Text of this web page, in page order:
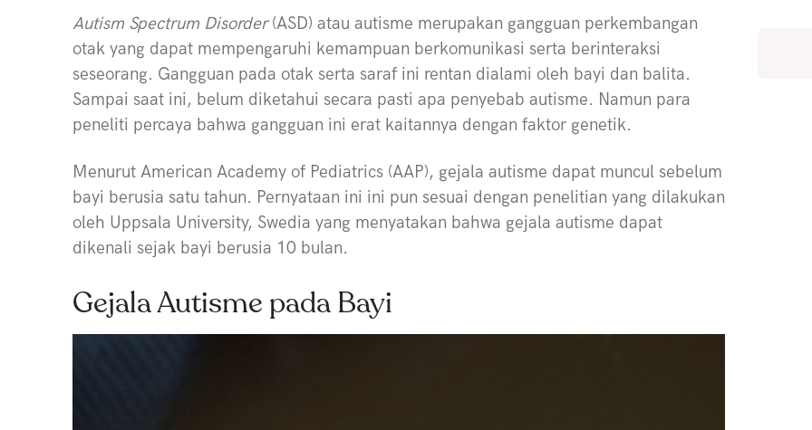
Autism Spectrum Disorder(ASD) atau autisme merupakan gangguan perkembangan
otak yang dapat mempengaruhi kemampuan berkomunikasi serta berinteraksi
seseorang. Gangguan pada otak serta saraf ini rentan dialami oleh bayi dan balita.
Sampai saat ini, belum diketahui secara pasti apa penyebab autisme. Namun para
peneliti percaya bahwa gangguan ini erat kaitannya dengan faktor genetik.
Menurut American Academy of Pediatrics (AAP), gejala autisme dapat muncul sebelum
bayi berusia satu tahun. Pernyataan ini ini pun sesuai dengan penelitian yang dilakukan
oleh Uppsala University, Swedia yang menyatakan bahwa gejala autisme dapat
dikenali sejak bayi berusia 10 bulan.
Gejala Autisme pada Bayi